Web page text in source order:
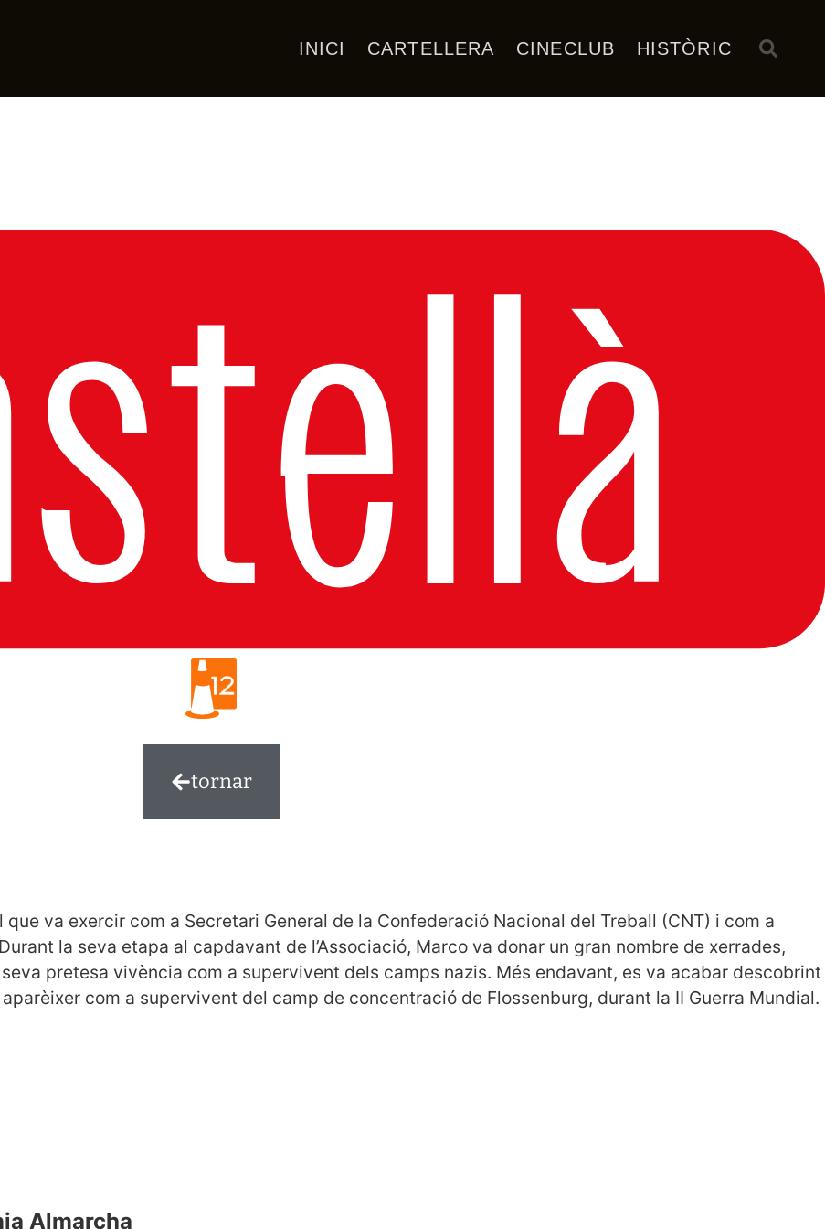
INICI CARTELLERA CINECLUB HISTÒRIC
tornar
va exercir com a Secretari General de la Confederació Nacional del Treball (CNT) i com a
la seva etapa al capdavant de l’Associació, Marco va donar un gran nombre de xerrades,
pretesa vivència com a supervivent dels camps nazis. Més endavant, es va acabar descobrint
com a supervivent del camp de concentració de Flossenburg, durant la II Guerra Mundial.
Almarcha